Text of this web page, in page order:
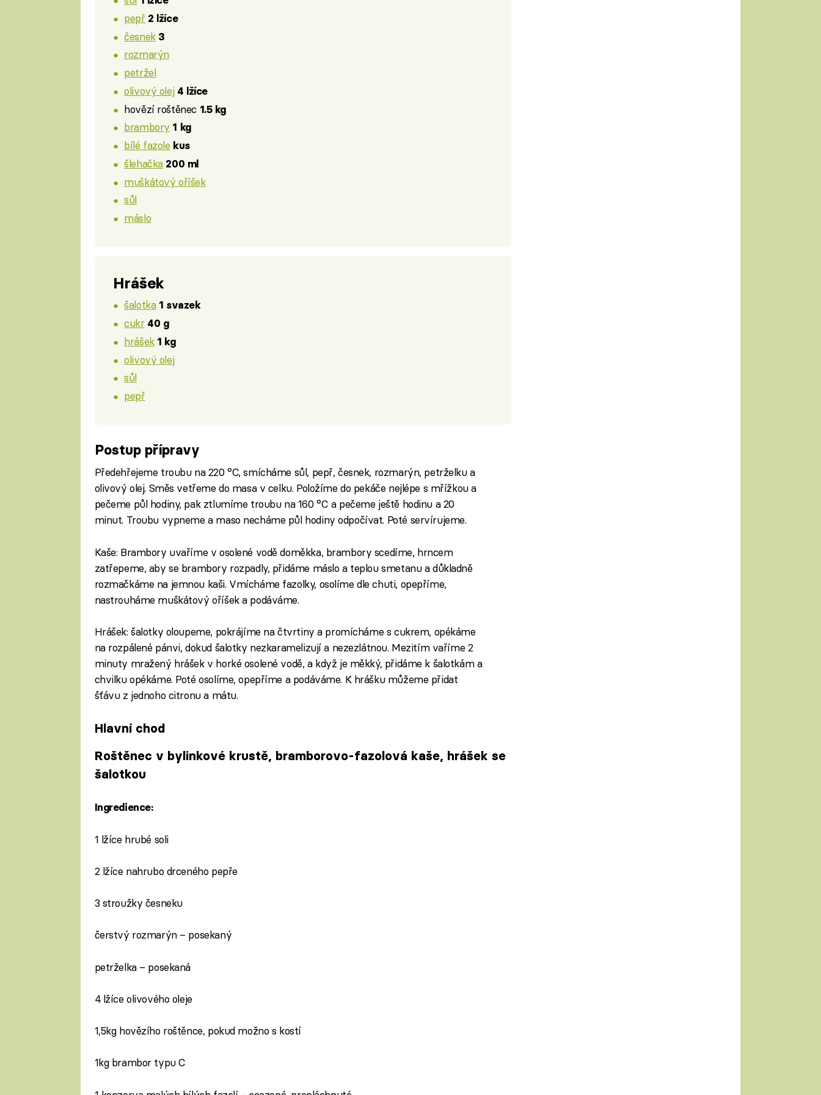
pepř 2 lžíce
česnek 3
rozmarýn
petržel
olivový olej 4 lžíce
hovězí roštěnec 1.5 kg
brambory 1 kg
bílé fazole kus
šlehačka 200 ml
muškátový oříšek
sůl
máslo
Hrášek
šalotka 1 svazek
cukr 40 g
hrášek 1 kg
olivový olej
sůl
pepř
Postup přípravy
Předehřejeme troubu na 220 °C, smícháme sůl, pepř, česnek, rozmarýn, petrželku a
olivový olej. Směs vetřeme do masa v celku. Položíme do pekáče nejlépe s mřížkou a
pečeme půl hodiny, pak ztlumíme troubu na 160 °C a pečeme ještě hodinu a 20
minut. Troubu vypneme a maso necháme půl hodiny odpočívat. Poté servírujeme.
Kaše: Brambory uvaříme v osolené vodě doměkka, brambory scedíme, hrncem
zatřepeme, aby se brambory rozpadly, přidáme máslo a teplou smetanu a důkladně
rozmačkáme na jemnou kaši. Vmícháme fazolky, osolíme dle chuti, opepříme,
nastrouháme muškátový oříšek a podáváme.
Hrášek: šalotky oloupeme, pokrájíme na čtvrtiny a promícháme s cukrem, opékáme
na rozpálené pánvi, dokud šalotky nezkaramelizují a nezezlátnou. Mezitím vaříme 2
minuty mražený hrášek v horké osolené vodě, a když je měkký, přidáme k šalotkám a
chvilku opékáme. Poté osolíme, opepříme a podáváme. K hrášku můžeme přidat
šťávu z jednoho citronu a mátu.
Hlavní chod
Roštěnec v bylinkové krustě, bramborovo-fazolová kaše, hrášek se
šalotkou
Ingredience:
1 lžíce hrubé soli
2 lžíce nahrubo drceného pepře
3 stroužky česneku
čerstvý rozmarýn – posekaný
petrželka – posekaná
4 lžíce olivového oleje
1,5kg hovězího roštěnce, pokud možno s kostí
1kg brambor typu C